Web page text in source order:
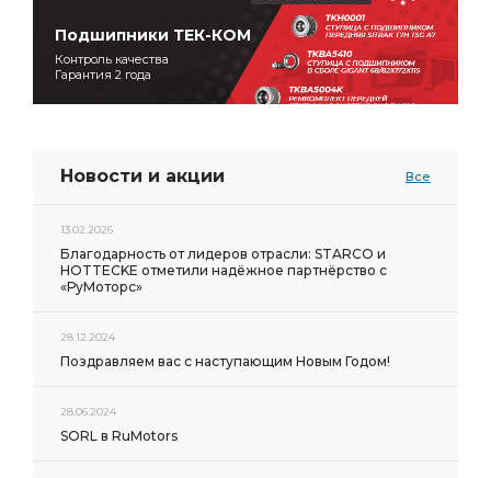
Подшипники ТЕК-КОМ
Контроль качества
Гарантия 2 года
Новости и акции Все
13.02.2026
Благодарность от лидеров отрасли: STARCO и
HOTTECKE отметили надёжное партнёрство с
«РуМоторс»
28.12.2024
Поздравляем вас с наступающим Новым Годом!
28.06.2024
SORL в RuMotors